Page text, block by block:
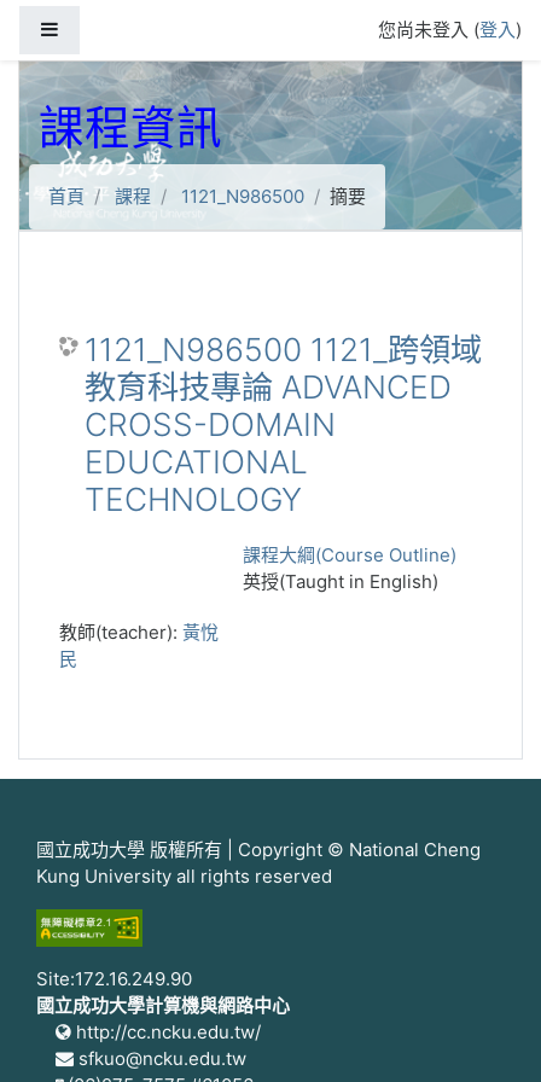
您尚未登入 (登入)
課程資訊
首頁 課程 1121_N986500 摘要
1121_N986500 1121_跨領域
教育科技專論 ADVANCED
CROSS-DOMAIN
EDUCATIONAL
TECHNOLOGY
課程大綱(Course Outline)
英授(Taught in English)
教師(teacher): 黃悅
民
國立成功大學 版權所有 | Copyright © National Cheng
Kung University all rights reserved
Site:172.16.249.90
國立成功大學計算機與網路中心
http://cc.ncku.edu.tw/
sfkuo@ncku.edu.tw